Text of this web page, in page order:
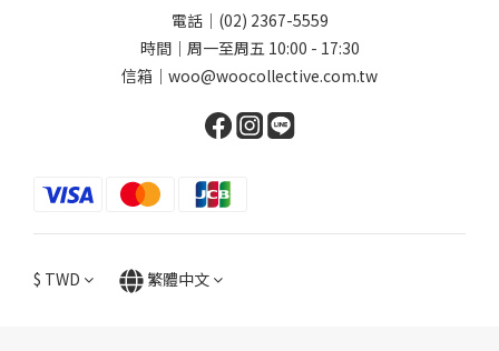
電話｜(02) 2367-5559
時間｜周一至周五 10:00 - 17:30
信箱｜woo@woocollective.com.tw
$ TWD 繁體中文